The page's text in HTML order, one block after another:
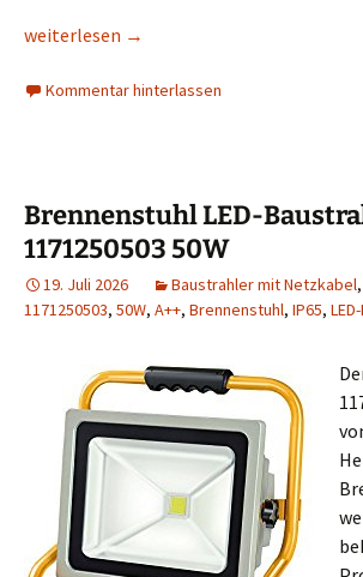
Chilitec LED-Baustrahler 30W
weiterlesen →
Kommentar hinterlassen
Brennenstuhl LED-
1171250503 50W
19. Juli 2026 Baustrahler mit Netzkabel,
1171250503, 50W, A++, Brennenstuhl, IP65,